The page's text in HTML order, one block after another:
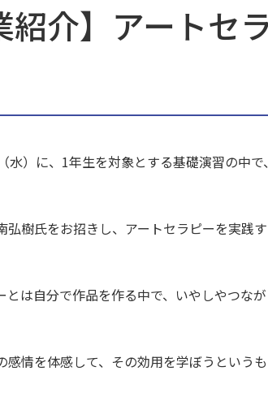
紹介】アート
）に、 1年生を対象とする基礎演習の中で、
樹氏をお招きし、 アートセラピーを実践
とは自分で作品を作る中で、いやしやつなが
感情を体感して、 その効用を学ぼうというも